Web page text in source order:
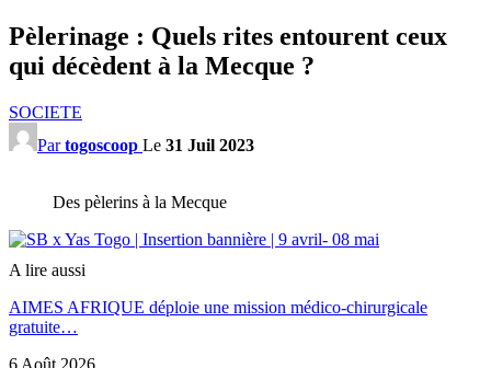
Pèlerinage : Quels rites entourent ceux
qui décèdent à la Mecque ?
SOCIETE
Partogoscoop Le 31 Juil 2023
Des pèlerins à la Mecque
A lire aussi
AIMES AFRIQUE déploie une mission médico-chirurgicale
gratuite…
6 Août 2026